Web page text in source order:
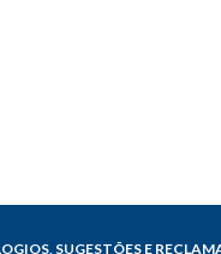
SUGESTÕES E